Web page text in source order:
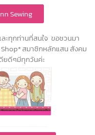
Sewing
ะทุกท่านที่สนใจ ขอชวนมา
สมาชิกหลักแสน สังคม
ยดีๆมีทุกวันค่ะ